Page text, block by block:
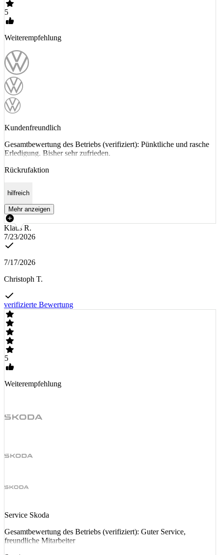
5
Weiterempfehlung
Kundenfreundlich
Gesamtbewertung des Betriebs (verifiziert): Pünktliche und rasche
Erledigung. Bisher sehr zufrieden.
Rückrufaktion
hilfreich
Mehr anzeigen
Klaus R.
7/23/2026
7/17/2026
Christoph T.
verifizierte Bewertung
5
Weiterempfehlung
Service Skoda
Gesamtbewertung des Betriebs (verifiziert): Guter Service,
freundliche Mitarbeiter